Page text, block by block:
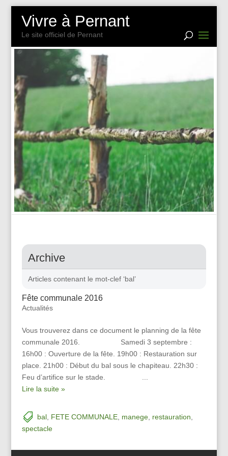
Vivre à Pernant
Le site officiel de Pernant
Archive
Articles contenant le mot-clef ‘bal’
Fête communale 2016
Actualités
Vous trouverez dans ce document le planning de la fête
communale 2016. Samedi 3 septembre :
16h00 : Ouverture de la fête. 19h00 : Restauration sur
place. 21h00 : Début du bal sous le chapiteau. 22h30 :
Feu d’artifice sur le stade. ...
Lire la suite »
bal, FETE COMMUNALE, manege, restauration
spectacle